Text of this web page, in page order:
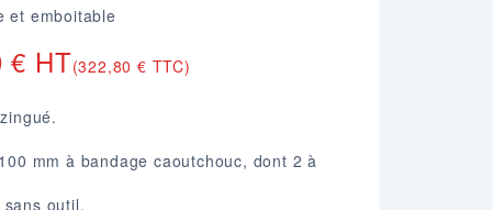
et emboitable
€ HT(322,80 € TTC)
mm à bandage caoutchouc, dont 2 à
outil.